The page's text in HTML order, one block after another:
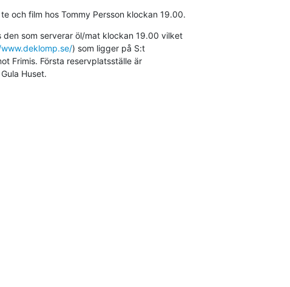
och film hos Tommy Persson klockan 19.00.
som serverar öl/mat klockan 19.00 vilket
) som ligger på S:t
Gula Huset.